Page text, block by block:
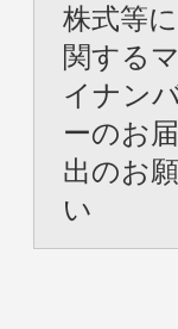
株式等に
関するマ
イナン
ーのお届
出のお願
い